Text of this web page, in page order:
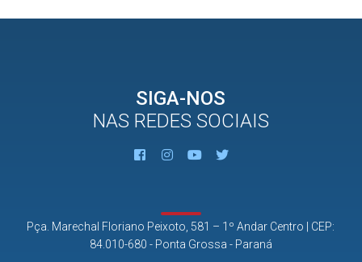
SIGA-NOS
NAS REDES SOCIAIS
Pça. Marechal Floriano Peixoto, 581 – 1º Andar Centro | CEP:
84.010-680 - Ponta Grossa - Paraná